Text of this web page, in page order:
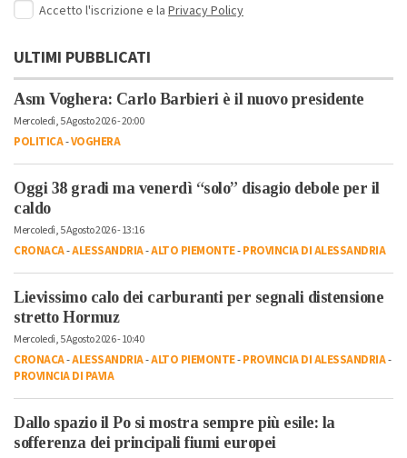
Accetto l'iscrizione e la Privacy Policy
ULTIMI PUBBLICATI
Asm Voghera: Carlo Barbieri è il nuovo presidente
Mercoledì, 5 Agosto 2026 - 20:00
POLITICA-VOGHERA
Oggi 38 gradi ma venerdì “solo” disagio debole per il
caldo
Mercoledì, 5 Agosto 2026 - 13:16
CRONACA-ALESSANDRIA-ALTO PIEMONTE-PROVINCIA DI ALESSANDRIA
Lievissimo calo dei carburanti per segnali distensione
stretto Hormuz
Mercoledì, 5 Agosto 2026 - 10:40
CRONACA-ALESSANDRIA-ALTO PIEMONTE-PROVINCIA DI ALESSANDRIA-
PROVINCIA DI PAVIA
Dallo spazio il Po si mostra sempre più esile: la
sofferenza dei principali fiumi europei